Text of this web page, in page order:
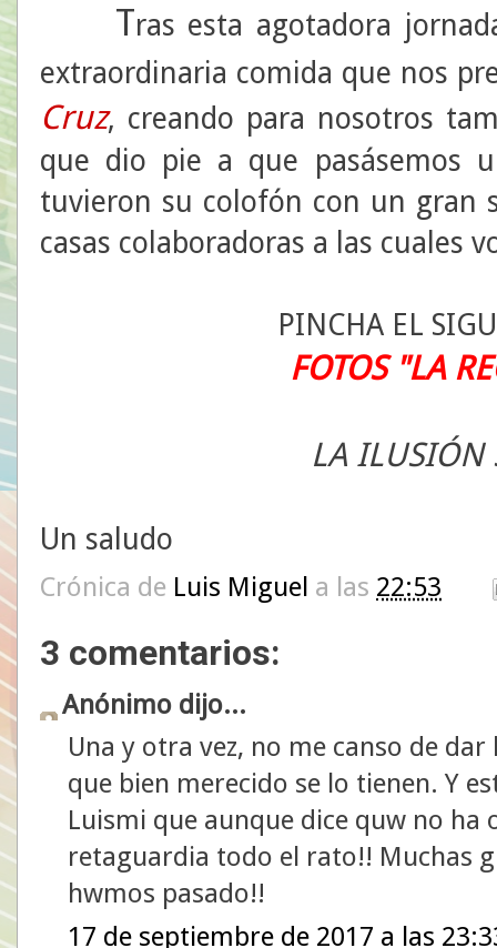
Tras esta agotadora
extraordinaria comida que nos
Cruz, creando para nosotros
que dio pie a que pasásemos
tuvieron su colofón con un gran
casas colaboradoras a las cuales
PINCHA EL
FOTOS "LA
LA ILUSIÓN
Un saludo
Crónica de Luis Miguel a las 22:53
3 comentarios:
Anónimo dijo...
Una y otra vez, no me canso de
que bien merecido se lo tienen. Y
Luismi que aunque dice quw no ha
retaguardia todo el rato!! Muchas
hwmos pasado!!
17 de septiembre de 2017 a las